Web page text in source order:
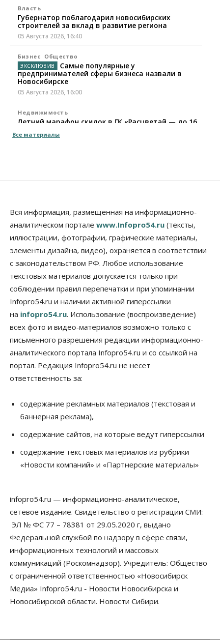
Власть
Губернатор поблагодарил новосибирских
строителей за вклад в развитие региона
05 Августа 2026, 16:40
Бизнес Общество
Самые популярные у
предпринимателей сферы бизнеса назвали в
Новосибирске
05 Августа 2026, 16:00
Недвижимость
Летний марафон скидок в ГК «Расцветай — до 16
05 Августа 2026, 15:55
Бизнес
Новосибирские компании произвели косметики
на два миллиарда рублей
05 Августа 2026, 15:00
Финансы
Криптовалюта в России официально стала
имуществом
05 Августа 2026, 14:00
Недвижимость
Открыты продажи квартир нового дома в
квартале «Цветной бульвар» ГК «Расцветай»
05 Августа 2026, 13:23
Власть Общество
Ночные маршруты автобусов предлагают ввести
в Новосибирской области
05 Августа 2026, 13:00
Право&Порядок
Новосибирец пытался провезти из Таиланда
кондитерские изделия с наркотиками
Бизнес Власть
Более 400 новосибирских компаний
вывели зарплату сотрудников «из тени»
Бизнес Власть Недвижимость
Новосибирское правительство требует 226 млн со
строителя экстрим-центра
05 Августа 2026, 11:30
Премьер-министру Мишустину показали проект
нового аэропорта Горно-Алтайска
05 Августа 2026, 11:00
Общество
Новосибирские аграрии
Все материалы
Вся информация, размещенная на информационно-
аналитическом портале www.Infopro54.ru (тексты,
иллюстрации, фотографии, графические материалы,
элементы дизайна, видео), охраняется в соответствии
с законодательством РФ. Любое использование
текстовых материалов допускается только при
соблюдении правил перепечатки и при упоминании
Infopro54.ru и наличии активной гиперссылки
на infopro54.ru. Использование (воспроизведение)
всех фото и видео-материалов возможно только с
письменного разрешения редакции информационно-
аналитического портала Infopro54.ru и со ссылкой на
портал. Редакция Infopro54.ru не несет
ответственность за:
содержание рекламных материалов (текстовая и
баннерная реклама),
содержание сайтов, на которые ведут гиперссылки
содержание текстовых материалов из рубрики
«Новости компаний» и «Партнерские материалы»
infopro54.ru — информационно-аналитическое,
сетевое издание. Свидетельство о регистрации СМИ:
ЭЛ № ФС 77 – 78381 от 29.05.2020 г, выдано
Федеральной службой по надзору в сфере связи,
информационных технологий и массовых
коммуникаций (Роскомнадзор). Учредитель: Общество
с ограниченной ответственностью «Новосибирск
Медиа» Infopro54.ru - Новости Новосибирска и
Новосибирской области. Новости Сибири.